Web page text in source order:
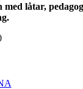
låtar,